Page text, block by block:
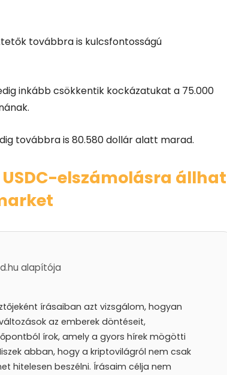
továbbra is kulcsfontosságú
inkább csökkentik kockázatukat a 75.000
továbbra is 80.580 dollár alatt marad.
elszámolásra állhat
alapítója
írásaiban azt vizsgálom, hogyan
az emberek döntéseit,
írok, amely a gyors hírek mögötti
abban, hogy a kriptovilágról nem csak
hitelesen beszélni. Írásaim célja nem